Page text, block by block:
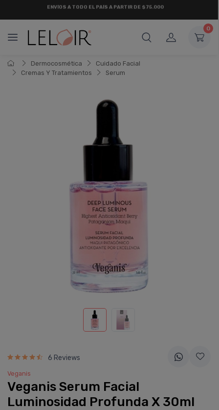
¡ HASTA 6 CUOTAS SIN INTERÉSY 18 CUOTAS FIJAS !
0
Dermocosmética
Cuidado Facial
Cremas Y Tratamientos
Serum
6 Reviews
Veganis
Veganis Serum Facial
Luminosidad Profunda X 30ml